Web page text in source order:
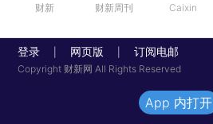
财新 财新周刊 Caixin
登录 网页版 订阅电邮
Copyright 财新网 All Rights Reserved
App 内打开